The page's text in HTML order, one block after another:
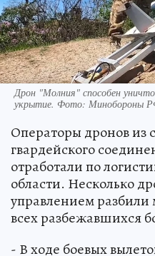
Дрон "Молния" способен
укрытие. Фото: Минобороны
Операторы дронов из
гвардейского
отработали по
области. Несколько
управлением
всех разбежавшихся
- В ходе боевых